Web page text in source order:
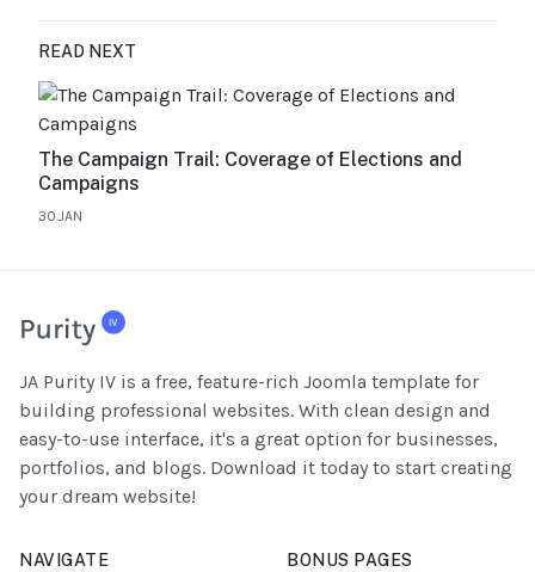
READ NEXT
The Campaign Trail: Coverage of Elections and
Campaigns
30.JAN
JA Purity IV is a free, feature-rich Joomla template for
building professional websites. With clean design and
easy-to-use interface, it's a great option for businesses,
portfolios, and blogs. Download it today to start creating
your dream website!
NAVIGATE BONUS PAGES